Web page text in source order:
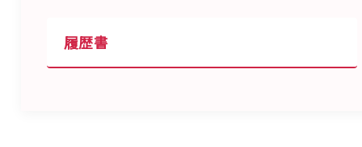
履歴書